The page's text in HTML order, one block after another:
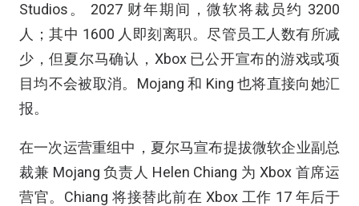
Studios。 2027 财年期间，微软将裁员约 3200
人；其中 1600 人即刻离职。尽管员工人数有所减
少，但夏尔马确认，Xbox 已公开宣布的游戏或项
目均不会被取消。Mojang 和 King 也将直接向她汇
报。
在一次运营重组中，夏尔马宣布提拔微软企业副总
裁兼 Mojang 负责人 Helen Chiang 为 Xbox 首席运
营官。Chiang 将接替此前在 Xbox 工作 17 年后于